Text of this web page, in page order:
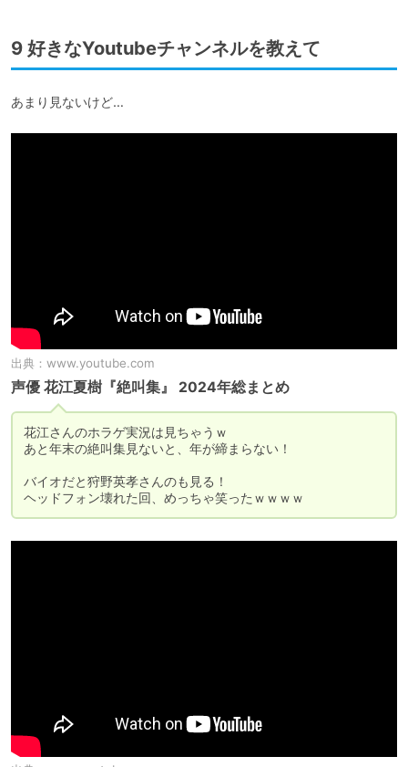
9 好きなYoutubeチャンネルを教えて
あまり見ないけど…
出典： www.youtube.com
声優 花江夏樹『絶叫集』 2024年総まとめ
花江さんのホラゲ実況は見ちゃうｗ
あと年末の絶叫集見ないと、年が締まらない！
バイオだと狩野英孝さんのも見る！